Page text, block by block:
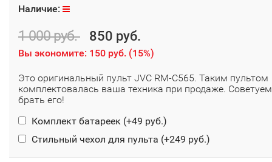
Наличие:
1 000 руб. 850 руб.
Вы экономите: 150 руб. (15%)
Это оригинальный пульт JVC RM-C565. Таким пультом
комплектовалась ваша техника при продаже. Советуем
брать его!
Комплект батареек (+49 руб.)
Стильный чехол для пульта (+249 руб.)